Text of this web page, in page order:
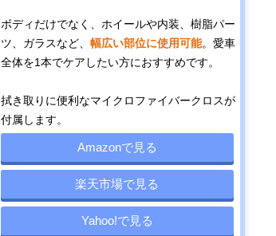
ボディだけでなく、ホイールや内装、樹脂パー
ツ、ガラスなど、 幅広い部位に使用可能。愛車
全体を1本でケアしたい方におすすめです。
拭き取りに便利なマイクロファイバークロスが
付属します。
Amazonで見る
楽天市場で見る
Yahoo!で見る